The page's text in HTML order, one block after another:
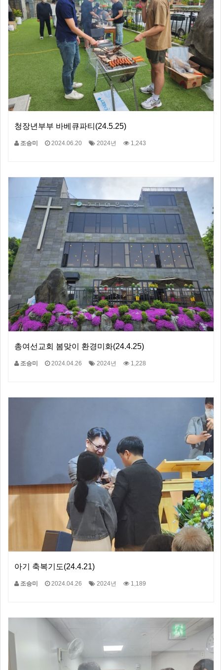
청장년부부 바베큐파티(24.5.25)
조승미 2024.06.20 2024년 1,243
총여선교회 봄맞이 환경미화(24.4.25)
조승미 2024.04.26 2024년 1,228
아기 축복기도(24.4.21)
조승미 2024.04.26 2024년 1,189